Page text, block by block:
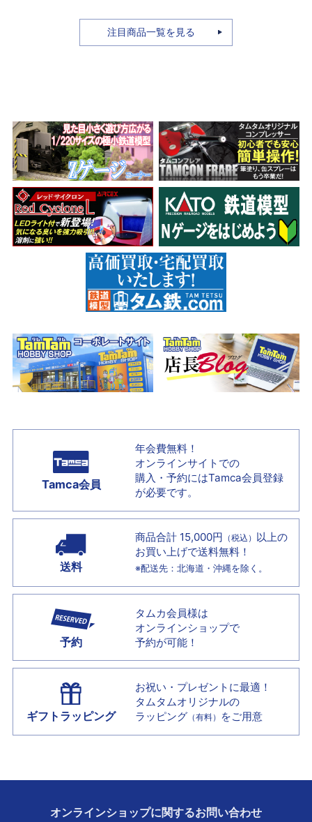
注目商品一覧を見る
Tamca会員
年会費無料！
オンラインサイトでの
購入・予約にはTamca会員登録
が必要です。
送料
商品合計 15,000円 （税込） 以上の
お買い上げで送料無料！
※配送先：北海道・沖縄を除く。
予約
タムカ会員様は
オンラインショップで
予約が可能！
ギフトラッピング
お祝い・プレゼントに最適！
タムタムオリジナルの
ラッピング （有料） をご用意
オンラインショップに関するお問い合わせ